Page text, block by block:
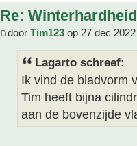
Re:
door Tim123 op 27 dec
Lagarto schreef:
Ik vind de bladvorm
Tim heeft bijna
aan de bovenzijde